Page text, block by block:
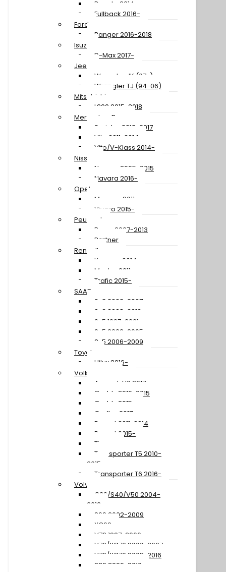
Ducato 2014-
Fullback 2016-
Ford
Ranger 2016-2018
Isuzu
D-Max 2017-
Jeep
Wrangler JK (07-)
Wrangler TJ (94-06)
Mitsubishi
L200 2015-2018
Mercedes-Benz
Sprinter 2013-2017
Vito 2011-2014
Vito/V-Klass 2014-
Nissan
Navara 2005-2015
Navara 2016-
Opel
Movano 2011-
Vivaro 2015-
Peugeot
Boxer 2007-2013
Partner
Renault
Kangoo 2014-
Master 2011-
Trafic 2015-
SAAB
9-3 2003-2007
9-3 2008-2012
9-5 1997-2001
9-5 2002-2005
9-5 2006-2009
Toyota
Hilux 2016-
Volkswagen
Amarok V6 2017-
Caddy 2010-2015
Caddy 2015-
Crafter 2017-
Passat 2011-2014
Passat 2015-
Tiguan
Transporter T5 2010-
2015
Transporter T6 2016-
Volvo
C30/S40/V50 2004-
2012
S60 2002-2009
XC60
V70 1997-2000
V70/XC70 2000-2007
V70/XC70 2008-2016
S80 2006-2016